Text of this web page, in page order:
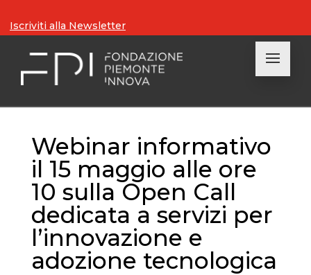
Iscriviti alla Newsletter
Webinar informativo
il 15 maggio alle ore
10 sulla Open Call
dedicata a servizi per
l’innovazione e
adozione tecnologica